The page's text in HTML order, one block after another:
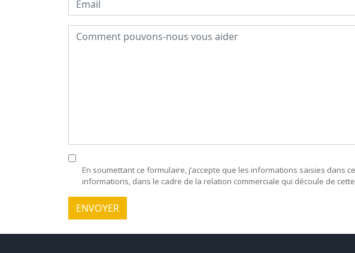
En soumettant ce formulaire, j’accepte que les informations saisies
informations, dans le cadre de la relation commerciale qui découle de
ENVOYER